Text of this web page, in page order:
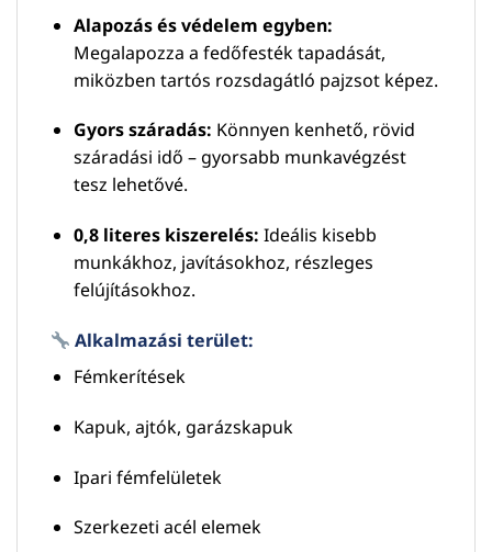
Alapozás és védelem egyben:
Megalapozza a fedőfesték tapadását,
miközben tartós rozsdagátló pajzsot képez.
Gyors száradás: Könnyen kenhető, rövid
száradási idő – gyorsabb munkavégzést
tesz lehetővé.
0,8 literes kiszerelés: Ideális kisebb
munkákhoz, javításokhoz, részleges
felújításokhoz.
Alkalmazási terület:
Fémkerítések
Kapuk, ajtók, garázskapuk
Ipari fémfelületek
Szerkezeti acél elemek